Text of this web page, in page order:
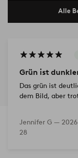
Alle
Grün ist
Das grün ist
dem Bild, aber
Jennifer G —
28